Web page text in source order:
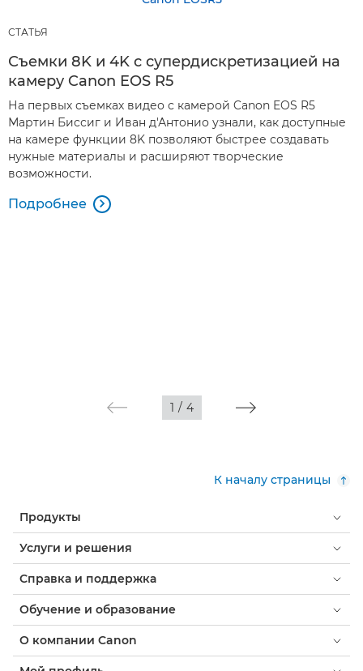
СТАТЬЯ
Съемки 8K и 4K с супердискретизацией на
камеру Canon EOS R5
На первых съемках видео с камерой Canon EOS R5
Мартин Биссиг и Иван д'Антонио узнали, как доступные
на камере функции 8K позволяют быстрее создавать
нужные материалы и расширяют творческие
возможности.
Подробнее 
1 / 4
К началу страницы
Продукты
Услуги и решения
Справка и поддержка
Обучение и образование
О компании Canon